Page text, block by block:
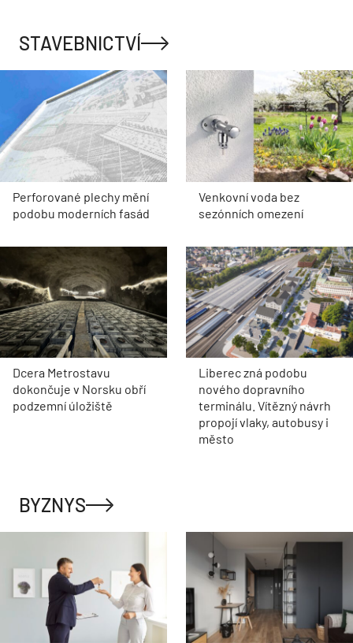
STAVEBNICTVÍ
Perforované plechy mění
podobu moderních fasád
Venkovní voda bez
sezónních omezení
Dcera Metrostavu
dokončuje v Norsku obří
podzemní úložiště
Liberec zná podobu
nového dopravního
terminálu. Vítězný návrh
propojí vlaky, autobusy i
město
BYZNYS